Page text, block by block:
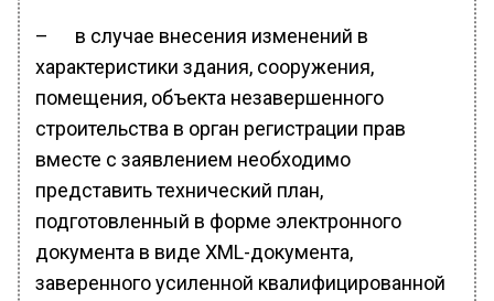
– в случае внесения изменений в
характеристики здания, сооружения,
помещения, объекта незавершенного
строительства в орган регистрации прав
вместе с заявлением необходимо
представить технический план,
подготовленный в форме электронного
документа в виде XML-документа,
заверенного усиленной квалифицированной